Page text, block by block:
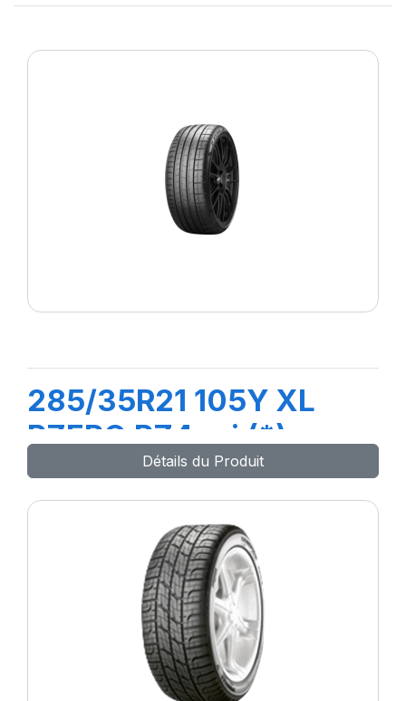
285/35R21 105Y XL
PZERO PZ4 s-i (*)
Détails du Produit